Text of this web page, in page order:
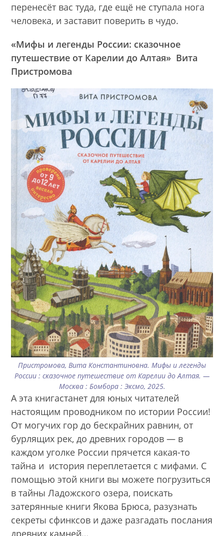
перенесёт вас туда, где ещё не ступала нога
человека, и заставит поверить в чудо.
«Мифы и легенды России: сказочное
путешествие от Карелии до Алтая» Вита
Пристромова
Пристромова, Вита Константиновна. Мифы и легенды
России : сказочное путешествие от Карелии до Алтая. —
Москва : Бомбора : Эксмо, 2025.
А эта книгастанет для юных читателей
настоящим проводником по истории России!
От могучих гор до бескрайних равнин, от
бурлящих рек, до древних городов — в
каждом уголке России прячется какая-то
тайна и история переплетается с мифами. С
помощью этой книги вы можете погрузиться
в тайны Ладожского озера, поискать
затерянные книги Якова Брюса, разузнать
секреты сфинксов и даже разгадать послания